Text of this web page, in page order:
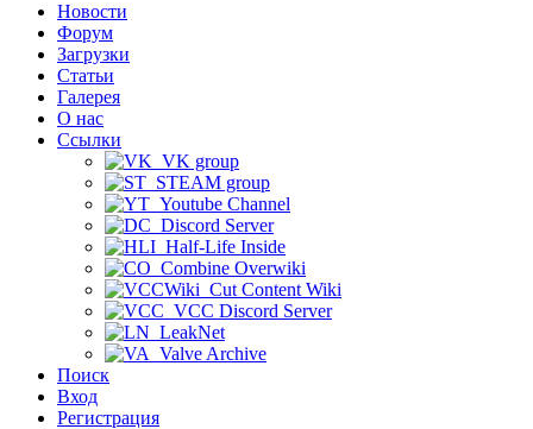
Новости
Форум
Загрузки
Статьи
Галерея
О нас
Ссылки
VK group
STEAM group
Youtube Channel
Discord Server
Half-Life Inside
Combine Overwiki
Cut Content Wiki
VCC Discord Server
LeakNet
Valve Archive
Поиск
Вход
Регистрация